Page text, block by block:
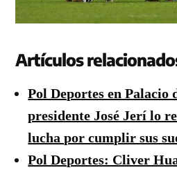
Artículos
Pol Deportes en Palacio
presidente José Jerí lo
lucha por cumplir sus
Pol Deportes: Cliver